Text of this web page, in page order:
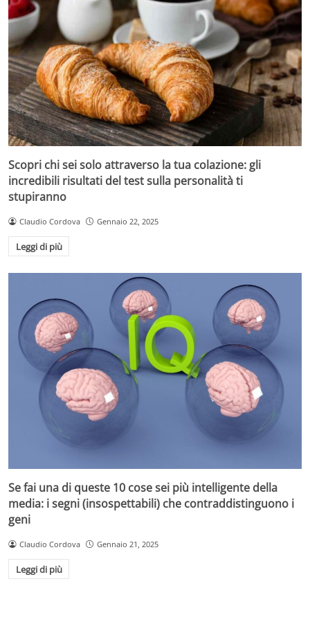
Scopri chi sei solo attraverso la tua colazione: gli
incredibili risultati del test sulla personalità ti
stupiranno
Claudio Cordova Gennaio 22, 2025
Leggi di più
Se fai una di queste 10 cose sei più intelligente della
media: i segni (insospettabili) che contraddistinguono i
geni
Claudio Cordova Gennaio 21, 2025
Leggi di più